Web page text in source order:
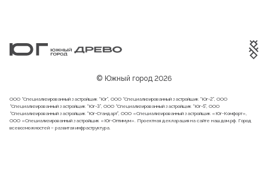
© Южный город 2026
ООО “Специализированный застройщик “Юг”, ООО “Специализированный застройщик “Юг-2”, ООО
“Специализированный застройщик “Юг-3”, ООО “Специализированный застройщик “Юг-5”, ООО
“Специализированный застройщик “Юг-Стандарт”, ООО «Специализированный застройщик «Юг-Комфорт»,
ООО «Специализированный застройщик «Юг-Оптимум». Проектная декларация на сайте наш.дом.рф . Город
всевозможностей – развитая инфраструктура.